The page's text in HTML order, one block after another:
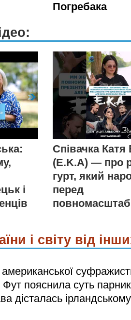
Погребака
і
Співачка Катя
(E.K.A) — про
гурт, який
перед
і світу від
американської
пояснила суть
дісталась ірландському